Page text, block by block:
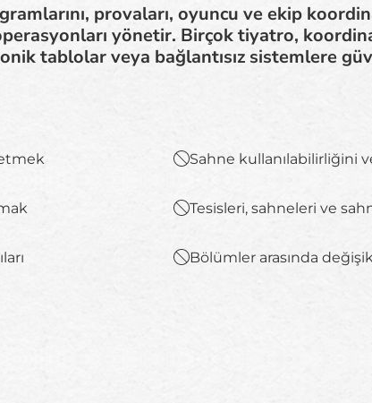
provaları, oyuncu ve ekip
yönetir. Birçok tiyatro,
tablolar veya bağlantısız sistemlere
Sahne kullanılabilirliğini
Tesisleri, sahneleri ve
Bölümler arasında